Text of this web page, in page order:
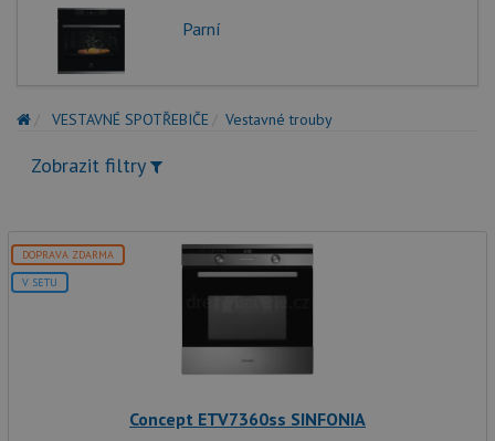
Parní
VESTAVNÉ SPOTŘEBIČE Vestavné trouby
Zobrazit filtry
DOPRAVA ZDARMA
V SETU
Concept ETV7360ss SINFONIA